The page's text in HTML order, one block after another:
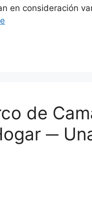
en consideración
de
─